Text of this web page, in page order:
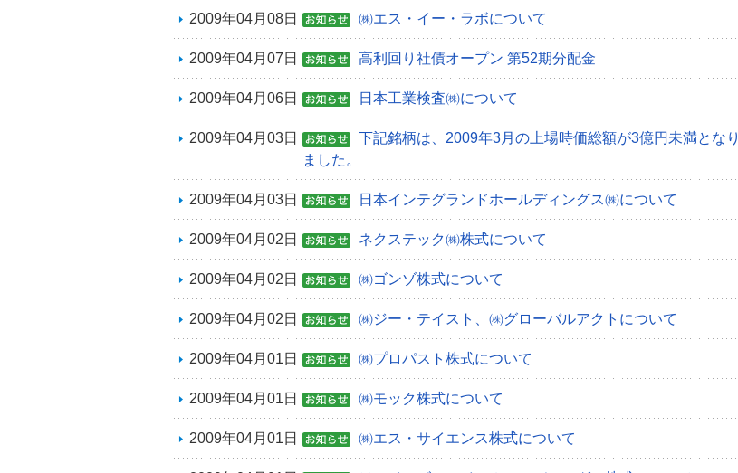
2009年04月08日 ㈱エス・イー・ラボについて
2009年04月07日 高利回り社債オープン 第52期分配金
2009年04月06日 日本工業検査㈱について
2009年04月03日
下記銘柄は、2009年3月の上場時価総額が3億円未満となり
ました。
2009年04月03日 日本インテグランドホールディングス㈱について
2009年04月02日 ネクステック㈱株式について
2009年04月02日 ㈱ゴンゾ株式について
2009年04月02日 ㈱ジー・テイスト、㈱グローバルアクトについて
2009年04月01日 ㈱プロパスト株式について
2009年04月01日 ㈱モック株式について
2009年04月01日 ㈱エス・サイエンス株式について